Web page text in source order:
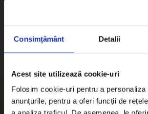
Consimțământ Detalii
Acest site utilizează cookie-uri
Folosim cookie-uri pentru a
anunțurile, pentru a oferi funcții de